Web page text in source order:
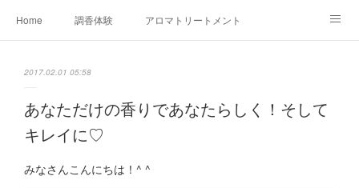
Home 調香体験 アロマトリートメントMenu
Ameblo
2017.02.01 05:58
あなただけの香りであなたらしく！そして
キレイに♡
みなさんこんにちは！^ ^